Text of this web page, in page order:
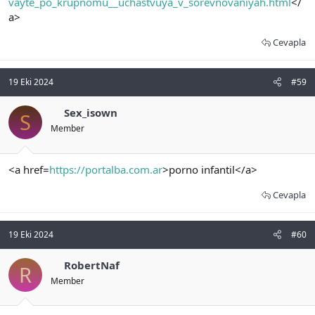
a>
Cevapla
19 Eki 2024 #59
S Sex_isown
Member
<a href=https://portalba.com.ar>porno infantil</a>
Cevapla
19 Eki 2024 #60
R RobertNaf
Member